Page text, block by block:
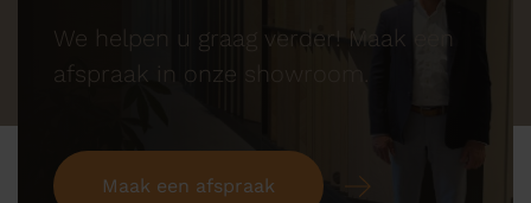
We helpen u graag verder! Maak een
afspraak in onze showroom.
Maak een afspraak